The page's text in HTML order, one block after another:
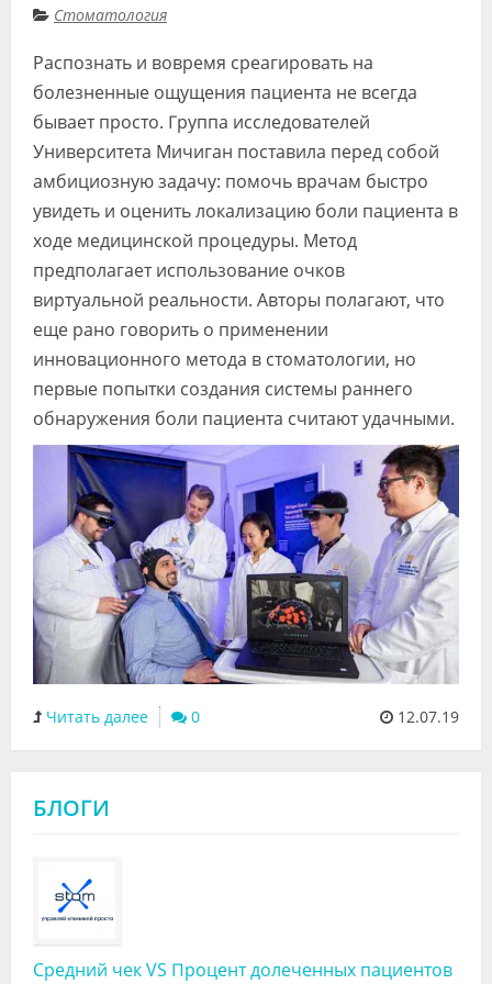
Видео
Форум
Клиники
Специалисты
Галерея
Блоги
Лаборатории
Стоматология
Распознать и вовремя среагировать на
болезненные ощущения пациента не всегда
бывает просто. Группа исследователей
Университета Мичиган поставила перед собой
амбициозную задачу: помочь врачам быстро
увидеть и оценить локализацию боли пациента в
ходе медицинской процедуры. Метод
предполагает использование очков
виртуальной реальности. Авторы полагают, что
еще рано говорить о применении
инновационного метода в стоматологии, но
первые попытки создания системы раннего
обнаружения боли пациента считают удачными.
Читать далее 0 12.07.19
БЛОГИ
Средний чек VS Процент долеченных пациентов